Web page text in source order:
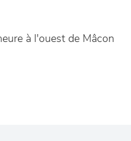
à l'ouest de Mâcon